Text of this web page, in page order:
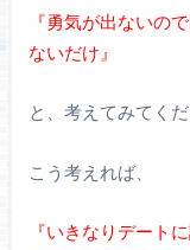
『勇気が出ないの
ないだけ』
と、考えてみてくだ
こう考えれば、
『いきなりデート